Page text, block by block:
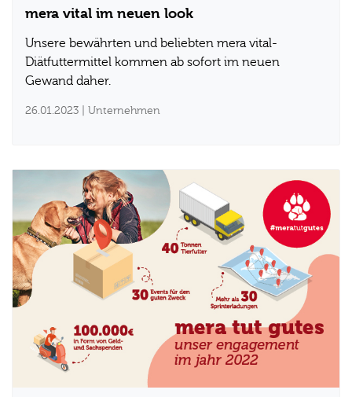
mera vital im neuen look
Unsere bewährten und beliebten mera vital-
Diätfuttermittel kommen ab sofort im neuen
Gewand daher.
26.01.2023 | Unternehmen